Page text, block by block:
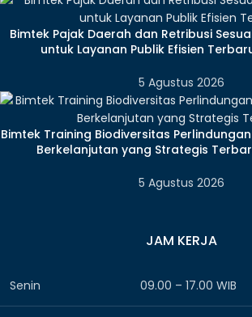
Bimtek Pajak Daerah dan Retribusi Sesuai
untuk Layanan Publik Efisien
5 Agustus 2026
Bimtek Training Biodiversitas
Berkelanjutan yang Strategis
5 Agustus 2026
JAM KERJA
Senin 09.00 – 17.00 WIB